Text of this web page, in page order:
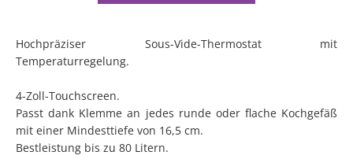
Hochpräziser Sous-Vide-Thermostat mit
Temperaturregelung.
4-Zoll-Touchscreen.
Passt dank Klemme an jedes runde oder flache Kochgefäß
mit einer Mindesttiefe von 16,5 cm.
Bestleistung bis zu 80 Litern.